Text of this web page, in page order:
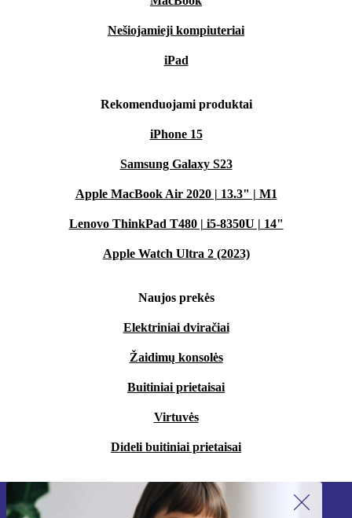
Nešiojamieji kompiuteriai
iPad
Rekomenduojami produktai
iPhone 15
Samsung Galaxy S23
Apple MacBook Air 2020 | 13.3" | M1
Lenovo ThinkPad T480 | i5-8350U | 14"
Apple Watch Ultra 2 (2023)
Naujos prekės
Elektriniai dviračiai
Žaidimų konsolės
Buitiniai prietaisai
Virtuvės
Dideli buitiniai prietaisai